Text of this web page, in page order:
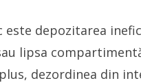
depozitarea
lipsa
dezordinea din